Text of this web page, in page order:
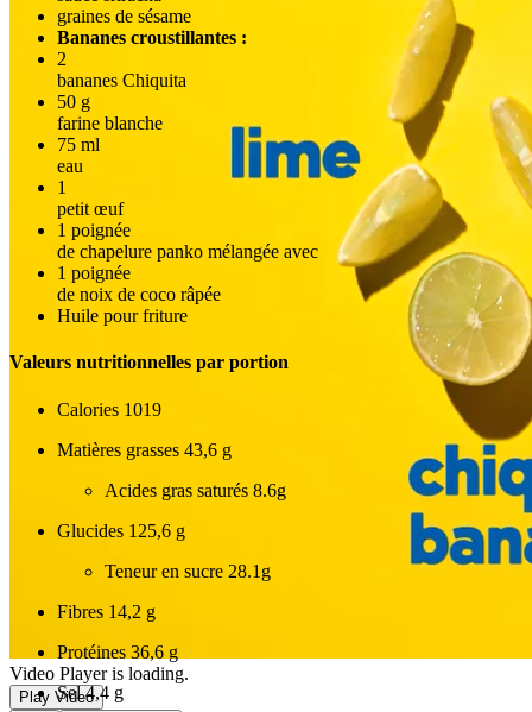
Video Player is loading.
Play Video
graines de sésame
Bananes croustillantes :
2
bananes Chiquita
50 g
farine blanche
75 ml
eau
1
petit œuf
1 poignée
de chapelure panko mélangée avec
1 poignée
de noix de coco râpée
Huile pour friture
Valeurs nutritionnelles par portion
Calories 1019
Matières grasses 43,6 g
Acides gras saturés 8.6g
Glucides 125,6 g
Teneur en sucre 28.1g
Fibres 14,2 g
Protéines 36,6 g
Sel4,4 g